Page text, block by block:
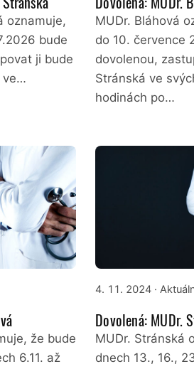
oznamuje,
bude
ji bude
ve…
MUDr. Bláhová
do 10. července
dovolenou,
Stránská ve
hodinách po…
že bude
6.11. až
4. 11. 2024 ·
Dovolená: MUDr.
MUDr. Stránská
dnech 13., 16.,